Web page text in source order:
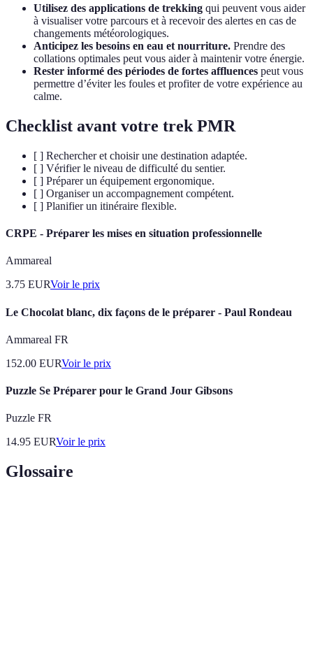
Utilisez des applications de trekking qui peuvent vous aider
à visualiser votre parcours et à recevoir des alertes en cas de
changements météorologiques.
Anticipez les besoins en eau et nourriture. Prendre des
collations optimales peut vous aider à maintenir votre énergie.
Rester informé des périodes de fortes affluences peut vous
permettre d’éviter les foules et profiter de votre expérience au
calme.
Checklist avant votre trek PMR
[ ] Rechercher et choisir une destination adaptée.
[ ] Vérifier le niveau de difficulté du sentier.
[ ] Préparer un équipement ergonomique.
[ ] Organiser un accompagnement compétent.
[ ] Planifier un itinéraire flexible.
CRPE - Préparer les mises en situation professionnelle
Ammareal
3.75 EURVoir le prix
Le Chocolat blanc, dix façons de le préparer - Paul Rondeau
Ammareal FR
152.00 EURVoir le prix
Puzzle Se Préparer pour le Grand Jour Gibsons
Puzzle FR
14.95 EURVoir le prix
Glossaire